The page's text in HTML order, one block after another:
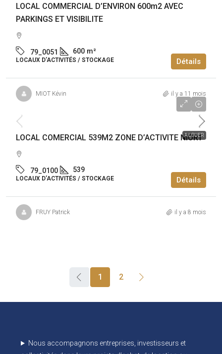
LOCAL COMMERCIAL D’ENVIRON 600m2 AVEC
PARKINGS ET VISIBILITE
79_0051 600 m²
LOCAUX D’ACTIVITÉS / STOCKAGE Détails
MIOT Kévin il y a 11 mois
A LOUER
LOCAL COMERCIAL 539M2 ZONE D’ACTIVITE NIORT
79_0100 539
LOCAUX D’ACTIVITÉS / STOCKAGE Détails
FRUY Patrick il y a 8 mois
1 2
Nous accompagnons entreprises, investisseurs et